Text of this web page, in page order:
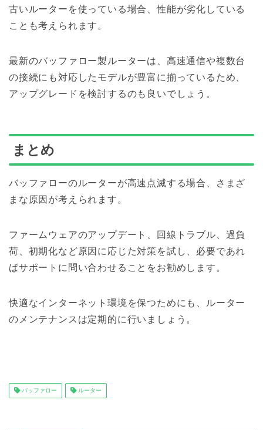
古いルーターを使っている場合、性能が劣化している
ことも考えられます。
最新のバッファロー製ルーターは、高速通信や複数台
の接続にも対応したモデルが豊富に揃っているため、
アップグレードを検討するのも良いでしょう。
まとめ
バッファローのルーターが高速点滅する場合、さまざ
まな原因が考えられます。
ファームウェアのアップデート、回線トラブル、過負
荷、初期化など原因に応じた対策を試し、必要であれ
ばサポートに問い合わせることをお勧めします。
快適なインターネット環境を保つためにも、ルーター
のメンテナンスは定期的に行いましょう。
バッファロー ルーター